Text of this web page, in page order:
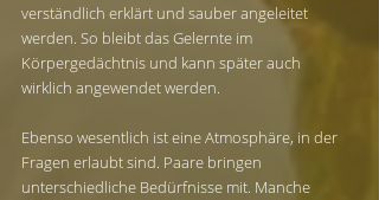
verständlich erklärt und sauber angeleitet
werden. So bleibt das Gelernte im
Körpergedächtnis und kann später auch
wirklich angewendet werden.
Ebenso wesentlich ist eine Atmosphäre, in der
Fragen erlaubt sind. Paare bringen
unterschiedliche Bedürfnisse mit. Manche